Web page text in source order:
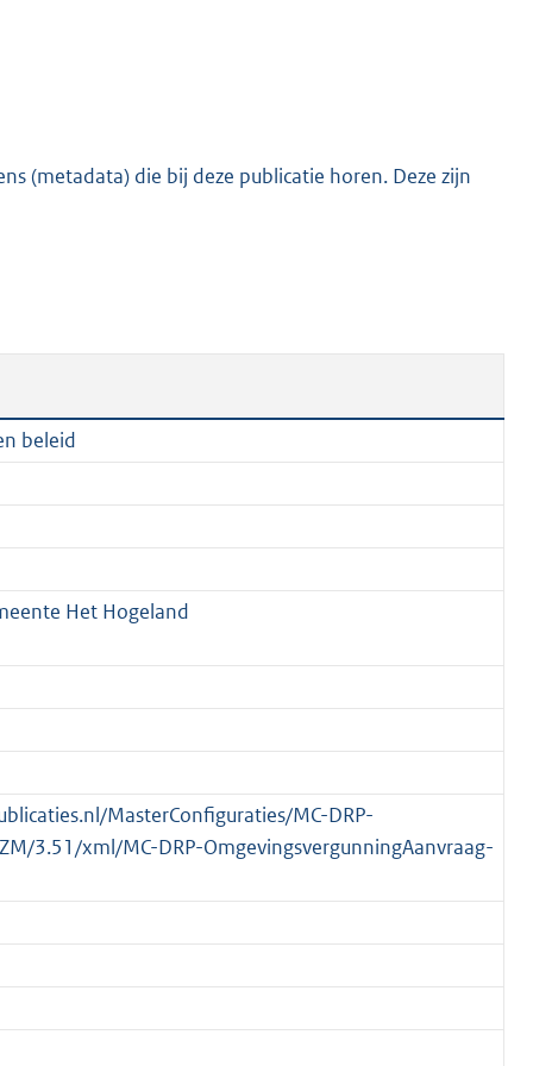
K
(metadata) die bij deze publicatie horen. Deze zijn
beleid
Het Hogeland
MasterConfiguraties/MC-DRP-
3.51/xml/MC-DRP-OmgevingsvergunningAanvraag-